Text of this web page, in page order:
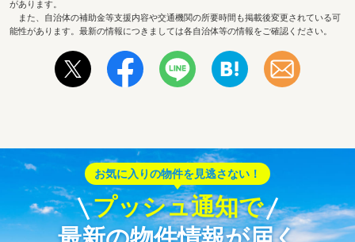
があります。
また、自治体の補助金等支援内容や交通機関の所要時間も掲載後変更されている可
能性があります。最新の情報につきましては各自治体等の情報をご確認ください。
お気に入りの物件を見逃さない！
プッシュ通知で